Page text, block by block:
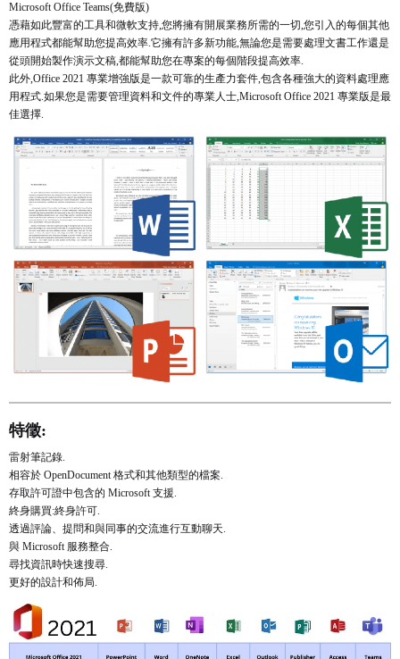
Microsoft Office Teams(免費版)
憑藉如此豐富的工具和微軟支持,您將擁有開展業務所需的一切,您引入的每個其他
應用程式都能幫助您提高效率.它擁有許多新功能,無論您是需要處理文書工作還是
從頭開始製作演示文稿,都能幫助您在專案的每個階段提高效率.
此外,Office 2021 專業增強版是一款可靠的生產力套件,包含各種強大的資料處理應
用程式.如果您是需要管理資料和文件的專業人士,Microsoft Office 2021 專業版是最
佳選擇.
特徵:
雷射筆記錄.
相容於 OpenDocument 格式和其他類型的檔案.
存取許可證中包含的 Microsoft 支援.
終身購買:終身許可.
透過評論、提問和與同事的交流進行互動聊天.
與 Microsoft 服務整合.
尋找資訊時快速搜尋.
更好的設計和佈局.